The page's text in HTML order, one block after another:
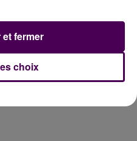
du quai Sainte-Catherine le
choix
fermer